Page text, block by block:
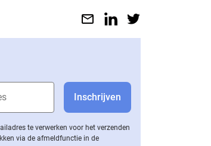
te verwerken voor het verzenden
via de af­meld­func­tie in de